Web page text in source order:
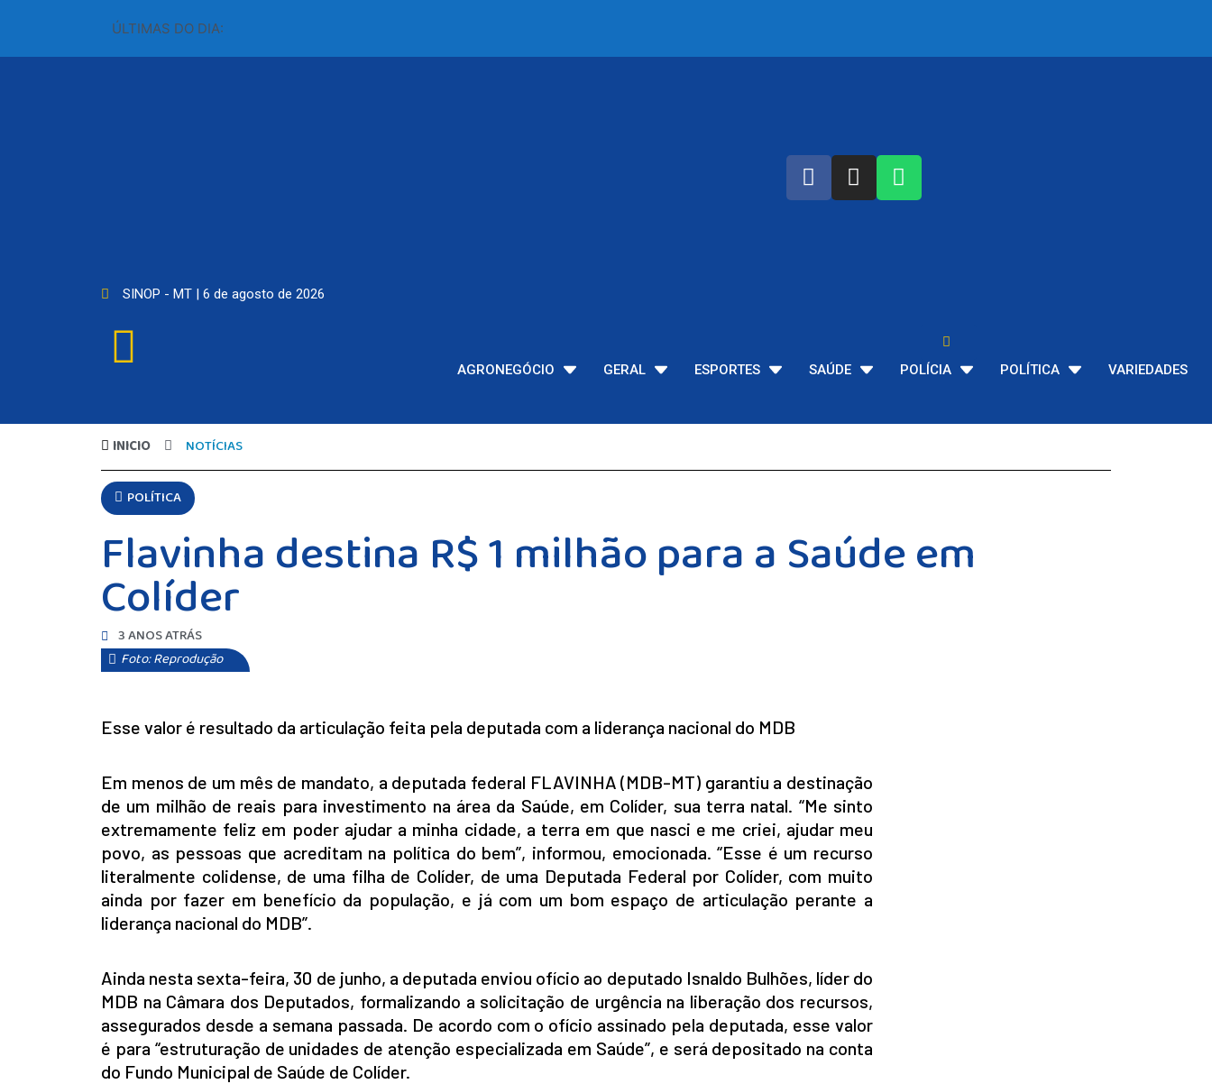
ÚLTIMAS DO DIA:
SINOP - MT | 6 de agosto de 2026
AGRONEGÓCIO GERAL ESPORTES SAÚDE POLÍCIA POLÍTICA VARIEDADES
INICIO NOTÍCIAS
POLÍTICA
Flavinha destina R$ 1 milhão para a Saúde em
Colíder
3 ANOS ATRÁS
Foto: Reprodução
Esse valor é resultado da articulação feita pela deputada com a liderança nacional do MDB
Em menos de um mês de mandato, a deputada federal FLAVINHA (MDB-MT) garantiu a destinação
de um milhão de reais para investimento na área da Saúde, em Colíder, sua terra natal. “Me sinto
extremamente feliz em poder ajudar a minha cidade, a terra em que nasci e me criei, ajudar meu
povo, as pessoas que acreditam na política do bem”, informou, emocionada. “Esse é um recurso
literalmente colidense, de uma filha de Colíder, de uma Deputada Federal por Colíder, com muito
ainda por fazer em benefício da população, e já com um bom espaço de articulação perante a
liderança nacional do MDB”.
Ainda nesta sexta-feira, 30 de junho, a deputada enviou ofício ao deputado Isnaldo Bulhões, líder do
MDB na Câmara dos Deputados, formalizando a solicitação de urgência na liberação dos recursos,
assegurados desde a semana passada. De acordo com o ofício assinado pela deputada, esse valor
é para “estruturação de unidades de atenção especializada em Saúde”, e será depositado na conta
do Fundo Municipal de Saúde de Colíder.